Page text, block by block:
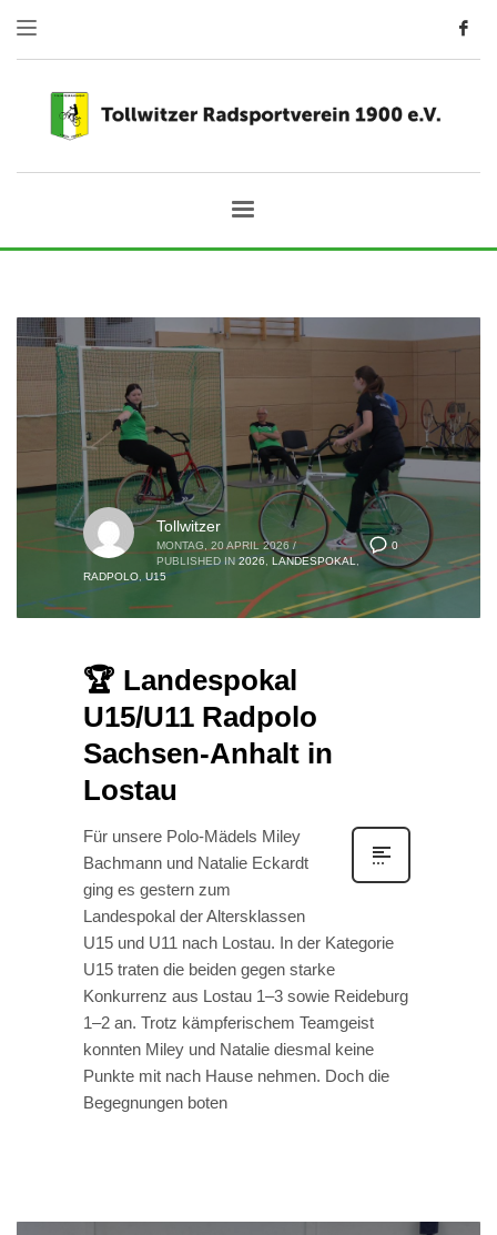
0
Tollwitzer
MONTAG, 20 APRIL 2026 /
PUBLISHED IN 2026 LANDESPOKAL,
RADPOLO U15
🏆 Landespokal
U15/U11 Radpolo
Sachsen-Anhalt in
Lostau
Für unsere Polo-Mädels Miley
Bachmann und Natalie Eckardt
ging es gestern zum
Landespokal der Altersklassen
U15 und U11 nach Lostau. In der Kategorie
U15 traten die beiden gegen starke
Konkurrenz aus Lostau 1–3 sowie Reideburg
1–2 an. Trotz kämpferischem Teamgeist
konnten Miley und Natalie diesmal keine
Punkte mit nach Hause nehmen. Doch die
Begegnungen boten